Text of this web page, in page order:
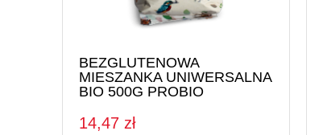
BEZGLUTENOWA
MIESZANKA UNIWERSALNA
BIO 500G PROBIO
14,47 zł